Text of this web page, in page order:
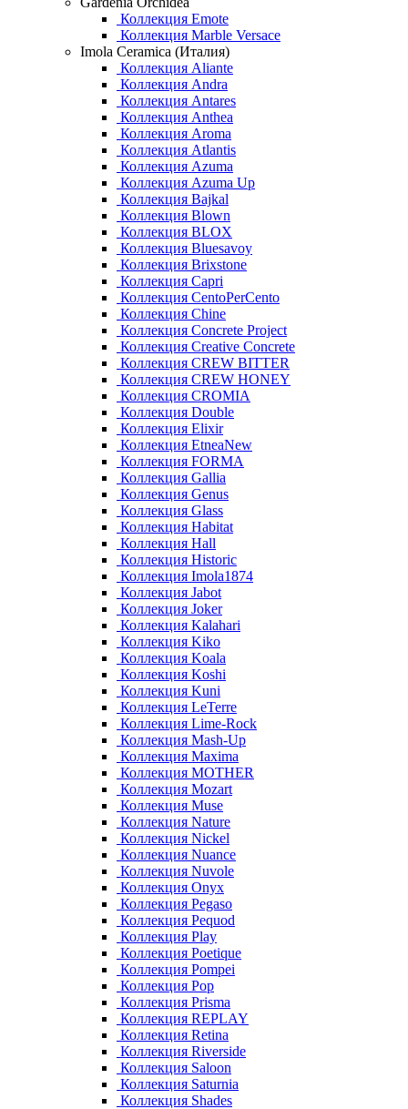
Коллекция Emote
Коллекция Marble Versace
Imola Ceramica (Италия)
Коллекция Aliante
Коллекция Andra
Коллекция Antares
Коллекция Anthea
Коллекция Aroma
Коллекция Atlantis
Коллекция Azuma
Коллекция Azuma Up
Коллекция Bajkal
Коллекция Blown
Коллекция BLOX
Коллекция Bluesavoy
Коллекция Brixstone
Коллекция Capri
Коллекция CentoPerCento
Коллекция Chine
Коллекция Concrete Project
Коллекция Creative Concrete
Коллекция CREW BITTER
Коллекция CREW HONEY
Коллекция CROMIA
Коллекция Double
Коллекция Elixir
Коллекция EtneaNew
Коллекция FORMA
Коллекция Gallia
Коллекция Genus
Коллекция Glass
Коллекция Habitat
Коллекция Hall
Коллекция Historic
Коллекция Imola1874
Коллекция Jabot
Коллекция Joker
Коллекция Kalahari
Коллекция Kiko
Коллекция Koala
Коллекция Koshi
Коллекция Kuni
Коллекция LeTerre
Коллекция Lime-Rock
Коллекция Mash-Up
Коллекция Maxima
Коллекция MOTHER
Коллекция Mozart
Коллекция Muse
Коллекция Nature
Коллекция Nickel
Коллекция Nuance
Коллекция Nuvole
Коллекция Onyx
Коллекция Pegaso
Коллекция Pequod
Коллекция Play
Коллекция Poetique
Коллекция Pompei
Коллекция Pop
Коллекция Prisma
Коллекция REPLAY
Коллекция Retina
Коллекция Riverside
Коллекция Saloon
Коллекция Saturnia
Коллекция Shades